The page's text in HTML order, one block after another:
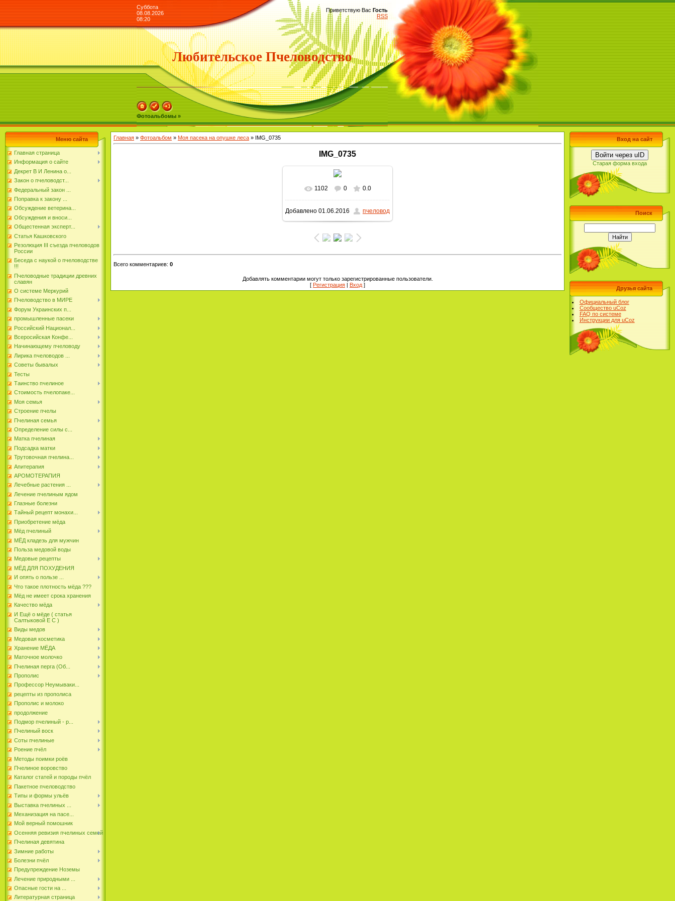
Суббота
08.08.2026
08:20
Приветствую Вас Гость
RSS
Любительское Пчеловодство
Фотоальбомы »
Меню сайта
Главная страница
Информация о сайте
Декрет В И Ленина о...
Закон о пчеловодст...
Федеральный закон ...
Поправка к закону ...
Обсуждение ветерина...
Обсуждения и вноси...
Общестенная эксперт...
Статья Кашковского
Резолюция III съезда пчеловодов
России
Беседа с наукой о пчеловодстве
!!!
Пчеловодные традиции древних
славян
О системе Меркурий
Пчеловодство в МИРЕ
Форум Украинских п...
промышленные пасеки
Российский Национал...
Всеросийская Конфе...
Начинающему пчеловоду
Лирика пчеловодов ...
Советы бывалых
Тесты
Таинство пчелиное
Стоимость пчелопаке...
Моя семья
Строение пчелы
Пчелиная семья
Определение силы с...
Матка пчелиная
Подсадка матки
Трутовочная пчелина...
Апитерапия
АРОМОТЕРАПИЯ
Лечебные растения ...
Лечение пчелиным ядом
Глазные болезни
Тайный рецепт монахи...
Приобретение мёда
Мёд пчелиный
МЁД кладезь для мужчин
Польза медовой воды
Медовые рецепты
МЁД ДЛЯ ПОХУДЕНИЯ
И опять о пользе ...
Что такое плотность мёда ???
Мёд не имеет срока хранения
Качество мёда
И Ещё о мёде ( статья
Салтыковой Е С )
Виды медов
Медовая косметика
Хранение МЁДА
Маточное молочко
Пчелиная перга (Об...
Прополис
Профессор Неумываки...
рецепты из прополиса
Прополис и молоко
продолжение
Подмор пчелиный - р...
Пчелиный воск
Соты пчелиные
Роение пчёл
Методы поимки роёв
Пчелиное воровство
Каталог статей и породы пчёл
Пакетное пчеловодство
Типы и формы ульёв
Выставка пчелиных ...
Механизация на пасе...
Мой верный помошник
Осенняя ревизия пчелиных семей
Пчелиная девятина
Зимние работы
Болезни пчёл
Предупреждение Ноземы
Лечение природными ...
Опасные гости на ...
Литературная страница
Главная » Фотоальбом » Моя пасека на опушке леса » IMG_0735
IMG_0735
В реальном размере
1600x900/ 402.2Kb
1102 0 0.0
Добавлено 01.06.2016 пчеловод
Всего комментариев: 0
Добавлять комментарии могут только зарегистрированные пользователи.
[ Регистрация Вход]
Вход на сайт
Войти через uID
Старая форма входа
Поиск
Друзья сайта
Официальный блог
Сообщество uCoz
FAQ по системе
Инструкции для uCoz